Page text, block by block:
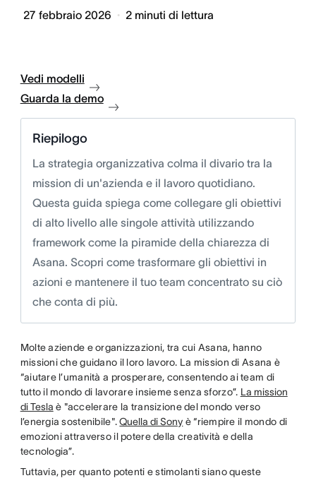
27 febbraio 2026 2 minuti di lettura
Vedi modelli
Guarda la demo
Riepilogo
La strategia organizzativa colma il divario tra la
mission di un'azienda e il lavoro quotidiano.
Questa guida spiega come collegare gli obiettivi
di alto livello alle singole attività utilizzando
framework come la piramide della chiarezza di
Asana. Scopri come trasformare gli obiettivi in
azioni e mantenere il tuo team concentrato su ciò
che conta di più.
Molte aziende e organizzazioni, tra cui Asana, hanno
missioni che guidano il loro lavoro. La mission di Asana è
“aiutare l’umanità a prosperare, consentendo ai team di
tutto il mondo di lavorare insieme senza sforzo”. La mission
di Tesla è "accelerare la transizione del mondo verso
l’energia sostenibile".Quella di Sony è “riempire il mondo di
emozioni attraverso il potere della creatività e della
tecnologia”.
Tuttavia, per quanto potenti e stimolanti siano queste